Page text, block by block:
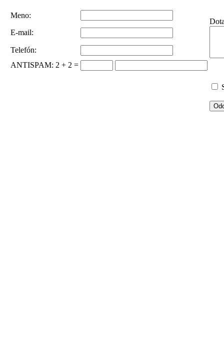
Meno:
E-mail:
Telefón:
ANTISPAM: 2 + 2 =